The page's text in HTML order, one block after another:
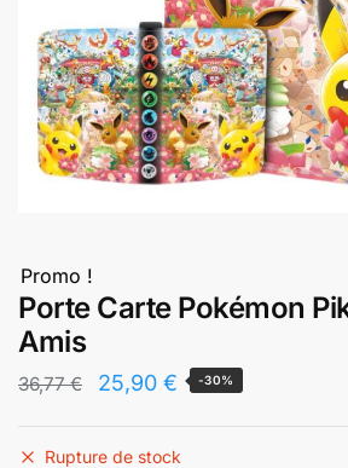
Promo !
Porte Carte Pokémon
Amis
36,77€
Le
initial
25,90 € Le
actuel
-30%
Rupture de stock